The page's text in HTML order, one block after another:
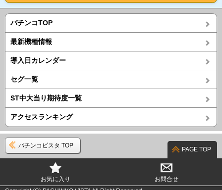
パチンコTOP
最新機種情報
導入日カレンダー
セグ一覧
ST中大当り期待度一覧
アクセスランキング
パチンコビスタ TOP
PAGE TOP
お気に入り
お問合せ